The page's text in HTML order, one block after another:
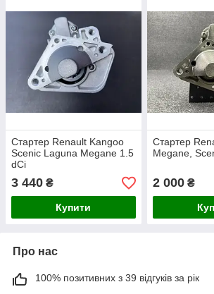
Стартер Renault Kangoo
Scenic Laguna Megane 1.5
dCi
3 440 ₴
Купити
Стартер
Megane,
2 000₴
Про нас
100% позитивних з 39 відгуків за рік